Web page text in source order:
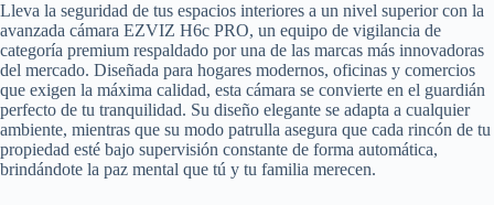
Lleva la seguridad de tus espacios interiores a un nivel superior con la
avanzada cámara EZVIZ H6c PRO, un equipo de vigilancia de
categoría premium respaldado por una de las marcas más innovadoras
del mercado. Diseñada para hogares modernos, oficinas y comercios
que exigen la máxima calidad, esta cámara se convierte en el guardián
perfecto de tu tranquilidad. Su diseño elegante se adapta a cualquier
ambiente, mientras que su modo patrulla asegura que cada rincón de tu
propiedad esté bajo supervisión constante de forma automática,
brindándote la paz mental que tú y tu familia merecen.